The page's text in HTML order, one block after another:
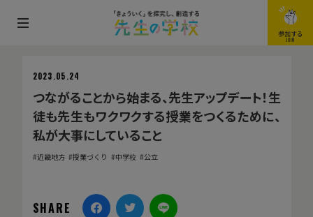
メ
参加する
JOIN
2023.05.24
つながることから始まる、先生アップデート！生
徒も先生もワクワクする授業をつくるために、
私が大事にしていること
近畿地方 授業づくり 中学校 公立
SHARE